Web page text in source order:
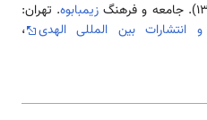
زیمبابوه. تهران:
بین المللی الهدی
،